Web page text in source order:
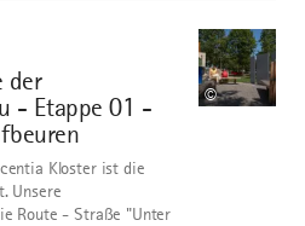
der
- Etappe 01 -
©
Kloster ist die
Unsere
Route - Straße "Unter